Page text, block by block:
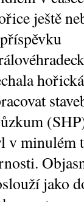
ještě
v minulém
jako